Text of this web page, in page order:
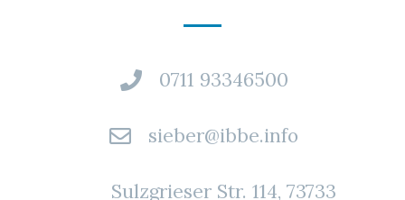
0711 93346500
sieber@ibbe.info
Sulzgrieser Str. 114, 73733